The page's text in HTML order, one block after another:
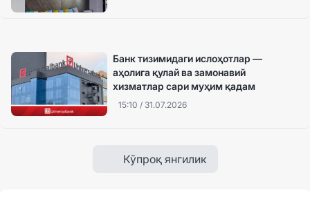
15:10 / 31.07.2026
Банк тизимидаги ислоҳотлар —
аҳолига қулай ва замонавий
хизматлар сари муҳим қадам
Кўпроқ янгилик